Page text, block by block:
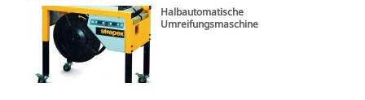
Halbautomatische
Umreifungsmaschine